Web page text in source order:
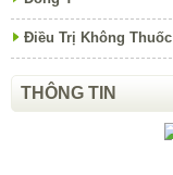
Điều Trị Không Thuốc
THÔNG TIN